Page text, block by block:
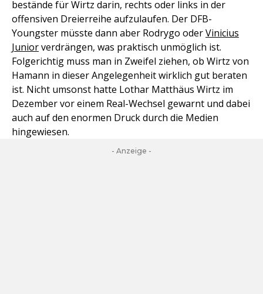
bestände für Wirtz darin, rechts oder links in der
offensiven Dreierreihe aufzulaufen. Der DFB-
Youngster müsste dann aber Rodrygo oderVinicius
Juniorverdrängen, was praktisch unmöglich ist.
Folgerichtig muss man in Zweifel ziehen, ob Wirtz von
Hamann in dieser Angelegenheit wirklich gut beraten
ist. Nicht umsonst hatte Lothar Matthäus Wirtz im
Dezember vor einem Real-Wechsel gewarnt und dabei
auch auf den enormen Druck durch die Medien
hingewiesen.
- Anzeige -